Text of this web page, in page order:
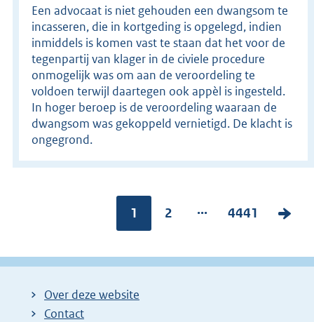
Een advocaat is niet gehouden een dwangsom te
incasseren, die in kortgeding is opgelegd, indien
inmiddels is komen vast te staan dat het voor de
tegenpartij van klager in de civiele procedure
onmogelijk was om aan de veroordeling te
voldoen terwijl daartegen ook appèl is ingesteld.
In hoger beroep is de veroordeling waaraan de
dwangsom was gekoppeld vernietigd. De klacht is
ongegrond.
Pagina:
1
P
g
2 ...
P
g
4441
V
l
Over deze website
Contact